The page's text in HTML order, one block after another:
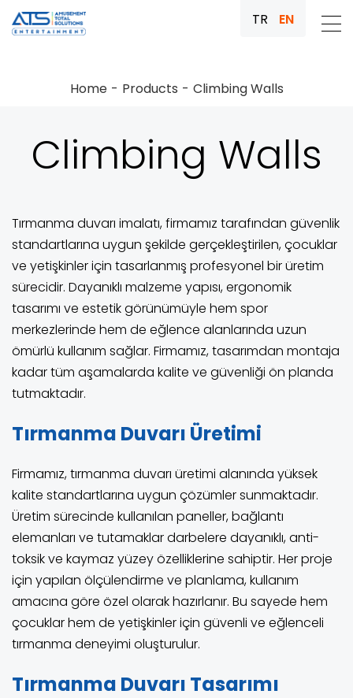
TR EN
Home Products Climbing Walls
Climbing Walls
Tırmanma duvarı imalatı, firmamız tarafından güvenlik
standartlarına uygun şekilde gerçekleştirilen, çocuklar
ve yetişkinler için tasarlanmış profesyonel bir üretim
sürecidir. Dayanıklı malzeme yapısı, ergonomik
tasarımı ve estetik görünümüyle hem spor
merkezlerinde hem de eğlence alanlarında uzun
ömürlü kullanım sağlar. Firmamız, tasarımdan montaja
kadar tüm aşamalarda kalite ve güvenliği ön planda
tutmaktadır.
Tırmanma Duvarı Üretimi
Firmamız, tırmanma duvarı üretimi alanında yüksek
kalite standartlarına uygun çözümler sunmaktadır.
Üretim sürecinde kullanılan paneller, bağlantı
elemanları ve tutamaklar darbelere dayanıklı, anti-
toksik ve kaymaz yüzey özelliklerine sahiptir. Her proje
için yapılan ölçülendirme ve planlama, kullanım
amacına göre özel olarak hazırlanır. Bu sayede hem
çocuklar hem de yetişkinler için güvenli ve eğlenceli
tırmanma deneyimi oluşturulur.
Tırmanma Duvarı Tasarımı